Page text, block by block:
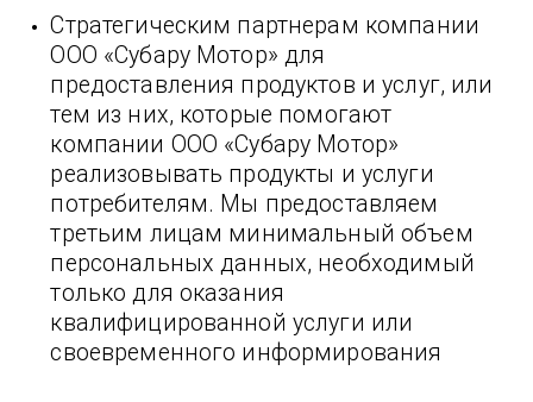
Стратегическим партнерам компании
ООО «Субару Мотор» для
предоставления продуктов и услуг, или
тем из них, которые помогают
компании ООО «Субару Мотор»
реализовывать продукты и услуги
потребителям. Мы предоставляем
третьим лицам минимальный объем
персональных данных, необходимый
только для оказания
квалифицированной услуги или
своевременного информирования